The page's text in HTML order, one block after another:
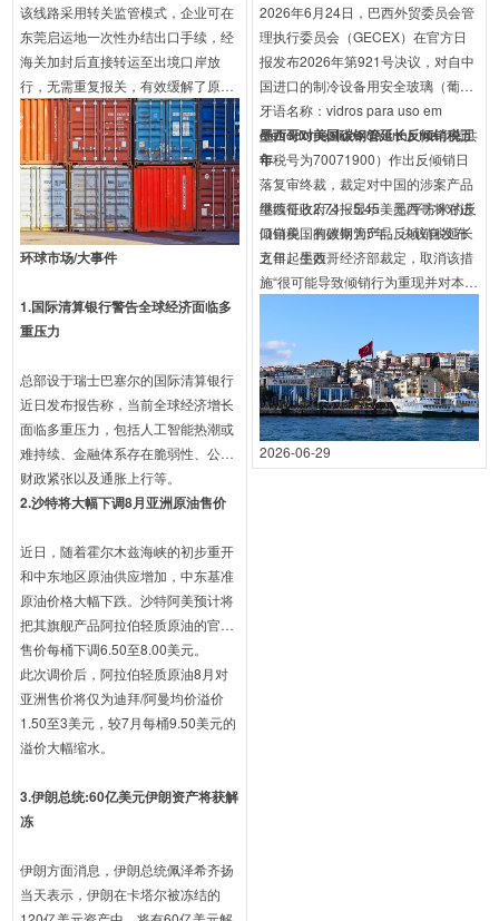
该线路采用转关监管模式，企业可在
东莞启运地一次性办结出口手续，经
海关加封后直接转运至出境口岸放
行，无需重复报关，有效缓解了原有
海运及中欧班列运力拥堵、成本偏高
的问题，主要承接东莞优势的轻工制
品及3C小件货源，为粤港澳大湾区跨
境电商开拓俄罗斯及中亚市场提供了
更高效的陆运物流新选择。
环球市场/大事件
1.国际清算银行警告全球经济面临多
重压力
总部设于瑞士巴塞尔的国际清算银行
近日发布报告称，当前全球经济增长
面临多重压力，包括人工智能热潮或
难持续、金融体系存在脆弱性、公共
财政紧张以及通胀上行等。
2.沙特将大幅下调8月亚洲原油售价
近日，随着霍尔木兹海峡的初步重开
和中东地区原油供应增加，中东基准
原油价格大幅下跌。沙特阿美预计将
把其旗舰产品阿拉伯轻质原油的官方
售价每桶下调6.50至8.00美元。
此次调价后，阿拉伯轻质原油8月对
亚洲售价将仅为迪拜/阿曼均价溢价
1.50至3美元，较7月每桶9.50美元的
溢价大幅缩水。
3.伊朗总统:60亿美元伊朗资产将获解
冻
伊朗方面消息，伊朗总统佩泽希齐扬
当天表示，伊朗在卡塔尔被冻结的
2026年6月24日，巴西外贸委员会管
理执行委员会（GECEX）在官方日
报发布2026年第921号决议，对自中
国进口的制冷设备用安全玻璃（葡萄
牙语名称：vidros para uso em
eletrodomésticos da linha fria，南共
市税号为70071900）作出反倾销日
落复审终裁，裁定对中国的涉案产品
继续征收2.74－5.45美元/平方米的反
倾销税，有效期为5年。决议自发布
之日起生效。
墨西哥对美国碳钢管延长反倾销税五
年
墨西哥政府公报显示，墨西哥将对进
口自美国的碳钢管产品反倾销税延长
五年。墨西哥经济部裁定，取消该措
施“很可能导致倾销行为重现并对本国
涉案产品为外径超过16英寸的直缝碳
钢管，税号涵盖7305.11.02等。此次
日落复审于2025年5月启动，调查期
为2024年3月至2025年2月。（文章
来源|外贸科技宝）
2026-06-29